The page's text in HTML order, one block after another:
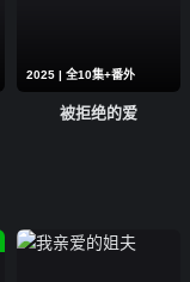
2025 | 全10集+番外
被拒绝的爱